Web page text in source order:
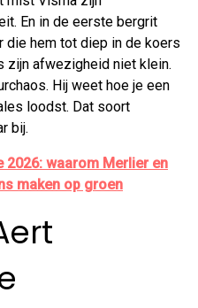
En in de eerste bergrit
die hem tot diep in de koers
zijn afwezigheid niet klein.
Hij weet hoe je een
loodst. Dat soort
bij.
2026: waarom Merlier en
maken op groen